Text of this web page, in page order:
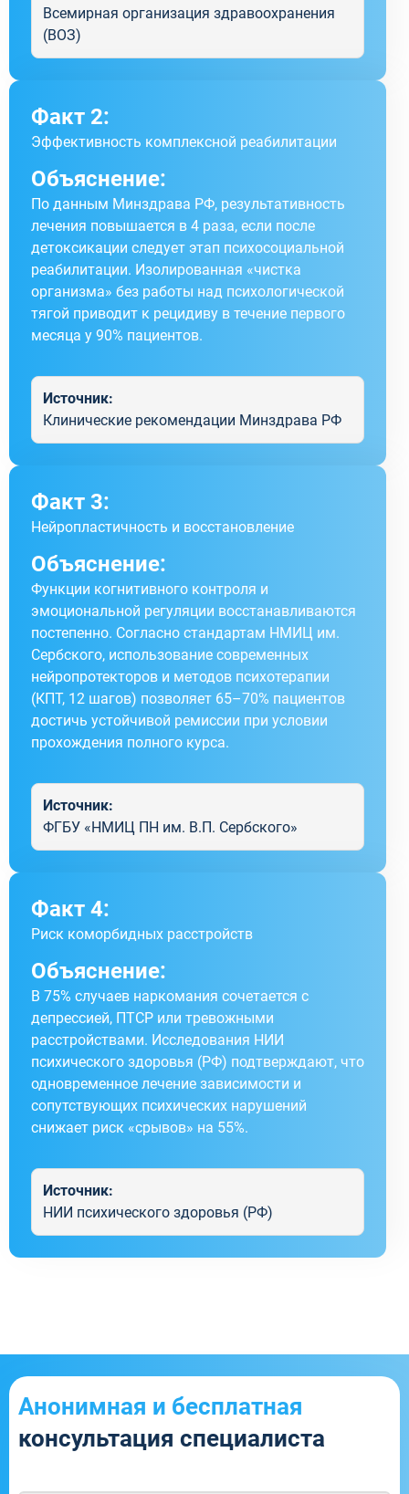
Всемирная организация здравоохранения
(ВОЗ)
Факт 2:
Эффективность комплексной реабилитации
Объяснение:
По данным Минздрава РФ, результативность
лечения повышается в 4 раза, если после
детоксикации следует этап психосоциальной
реабилитации. Изолированная «чистка
организма» без работы над психологической
тягой приводит к рецидиву в течение первого
месяца у 90% пациентов.
Источник:
Клинические рекомендации Минздрава РФ
Факт 3:
Нейропластичность и восстановление
Объяснение:
Функции когнитивного контроля и
эмоциональной регуляции восстанавливаются
постепенно. Согласно стандартам НМИЦ им.
Сербского, использование современных
нейропротекторов и методов психотерапии
(КПТ, 12 шагов) позволяет 65–70% пациентов
достичь устойчивой ремиссии при условии
прохождения полного курса.
Источник:
ФГБУ «НМИЦ ПН им. В.П. Сербского»
Факт 4:
Риск коморбидных расстройств
Объяснение:
В 75% случаев наркомания сочетается с
депрессией, ПТСР или тревожными
расстройствами. Исследования НИИ
психического здоровья (РФ) подтверждают, что
одновременное лечение зависимости и
сопутствующих психических нарушений
снижает риск «срывов» на 55%.
Источник:
НИИ психического здоровья (РФ)
Анонимная и бесплатная
консультация специалиста